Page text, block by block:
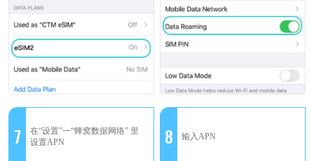
7
在“设置”一“蜂窝数据网络” 里
设置APN
8 输入APN